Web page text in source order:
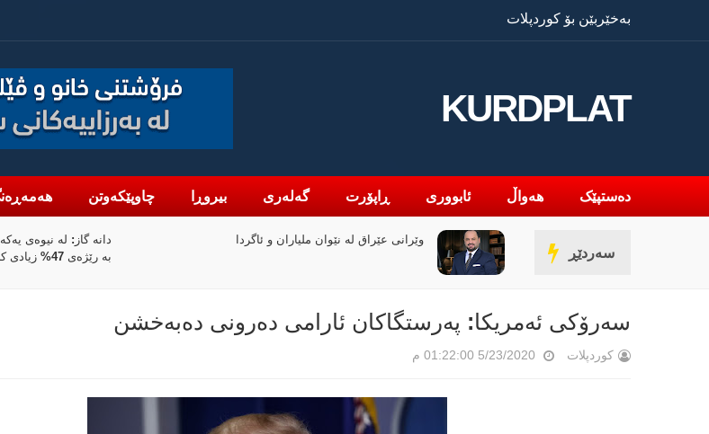
بەخێربێن بۆ کوردپلات
KURDPLAT
دەستپێک هەواڵ ئابووری ڕاپۆرت گەلەری بیروڕا چاوپێکەوتن
سەردێڕ
دانە گاز: لە نیوەی یەکەمی 2026 قازانجمان
بانکی
نوێکردنەوەی کەرتی
سەرۆكی ئەمریكا: پەرستگاكان ئارامی دەرونی دەبەخشن
کوردپلات 5/23/2020 01:22:00 م